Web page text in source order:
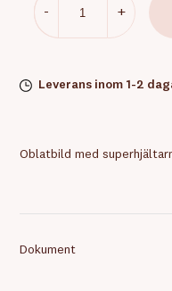
- +
Leverans inom 1-2
Oblatbild med
Dokument